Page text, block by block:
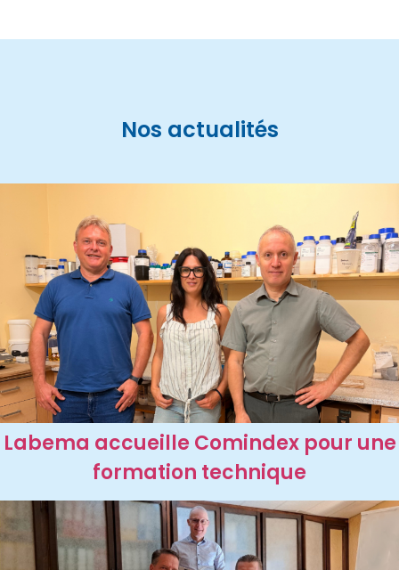
Nos actualités
Labema accueille Comindex pour une
formation technique